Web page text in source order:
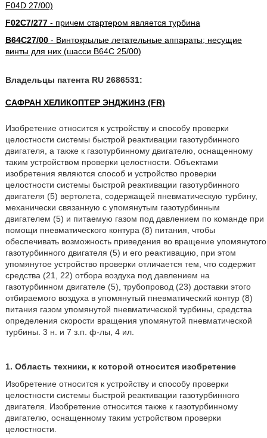
F04D 27/00)
F02C7/277- причем стартером является турбина
B64C27/00- Винтокрылые летательные аппараты; несущие
винты для них (шасси B64C 25/00)
Владельцы патента RU 2686531:
САФРАН ХЕЛИКОПТЕР ЭНДЖИНЗ (FR)
Изобретение относится к устройству и способу проверки
целостности системы быстрой реактивации газотурбинного
двигателя, а также к газотурбинному двигателю, оснащенному
таким устройством проверки целостности. Объектами
изобретения являются способ и устройство проверки
целостности системы быстрой реактивации газотурбинного
двигателя (5) вертолета, содержащей пневматическую турбину,
механически связанную с упомянутым газотурбинным
двигателем (5) и питаемую газом под давлением по команде при
помощи пневматического контура (8) питания, чтобы
обеспечивать возможность приведения во вращение упомянутого
газотурбинного двигателя (5) и его реактивацию, при этом
упомянутое устройство проверки отличается тем, что содержит
средства (21, 22) отбора воздуха под давлением на
газотурбинном двигателе (5), трубопровод (23) доставки этого
отбираемого воздуха в упомянутый пневматический контур (8)
питания газом упомянутой пневматической турбины, средства
определения скорости вращения упомянутой пневматической
турбины. 3 н. и 7 з.п. ф-лы, 4 ил.
1. Область техники, к которой относится изобретение
Изобретение относится к устройству и способу проверки
целостности системы быстрой реактивации газотурбинного
двигателя. Изобретение относится также к газотурбинному
двигателю, оснащенному таким устройством проверки
целостности.